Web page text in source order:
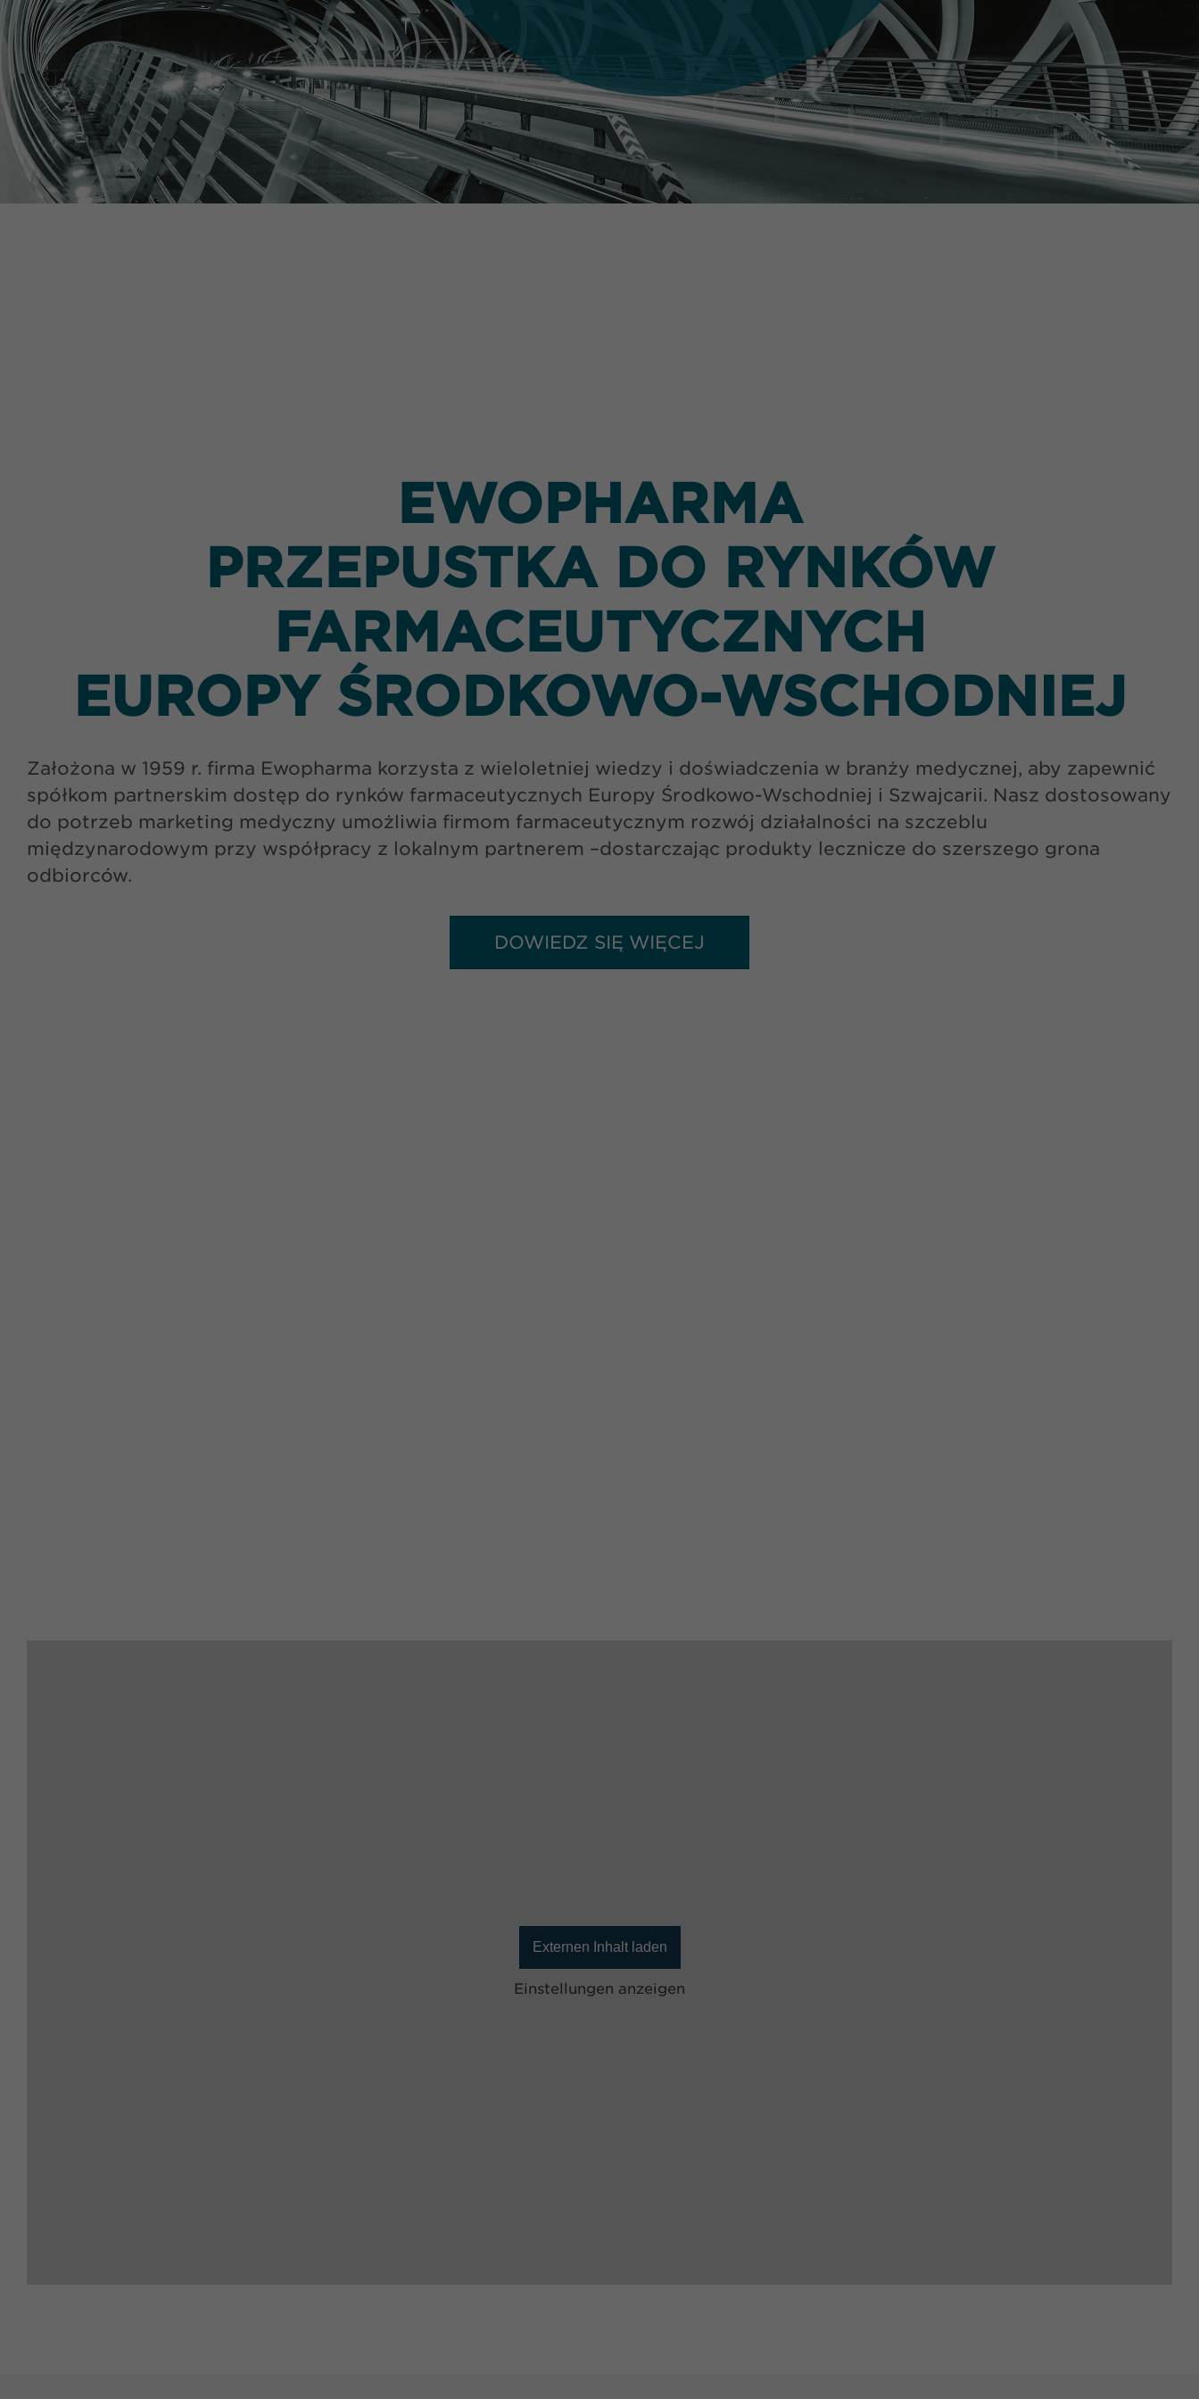
EWOPHARMA
PRZEPUSTKA DO RYNKÓW
FARMACEUTYCZNYCH
EUROPY ŚRODKOWO-WSCHODNIEJ
Założona w 1959 r. firma Ewopharma korzysta z wieloletniej wiedzy i doświadczenia w branży medycznej, aby zapewnić
spółkom partnerskim dostęp do rynków farmaceutycznych Europy Środkowo-Wschodniej i Szwajcarii. Nasz dostosowany
do potrzeb marketing medyczny umożliwia firmom farmaceutycznym rozwój działalności na szczeblu
międzynarodowym przy współpracy z lokalnym partnerem –dostarczając produkty lecznicze do szerszego grona
odbiorców.
DOWIEDZ SIĘ WIĘCEJ
Externen Inhalt laden
Einstellungen anzeigen